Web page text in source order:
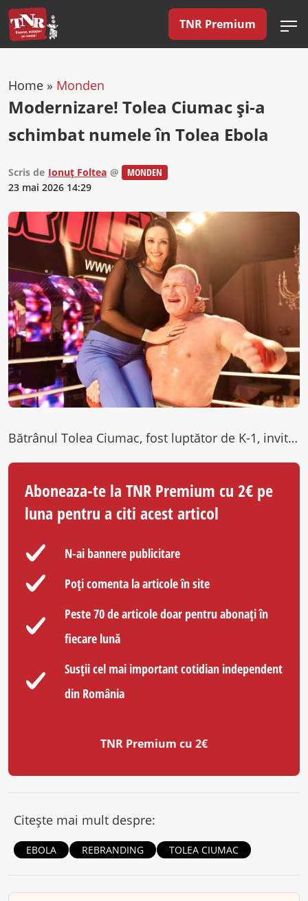
TNR Premium
Home » Monden
Modernizare! Tolea Ciumac și-a
schimbat numele în Tolea Ebola
Scris de Ionuț Foltea @
MONDEN
23 mai 2026 14:29
Bătrânul Tolea Ciumac, fost luptător de K-1, invitat în platou la Dan Diaconescu la emisiuni de circ și bodyguard, a…
Aboneaza-te la TNR Premium cu 2€ pe
luna pentru a citi acest articol
N-ai bannere publicitare
Poți comenta la articole în site
Peste 70 de articole doar pentru abonați în
fiecare lună
Susții cel mai important cotidian independent
din România
TNR Premium cu 2€
Citește mai mult despre:
EBOLA REBRANDING TOLEA CIUMAC